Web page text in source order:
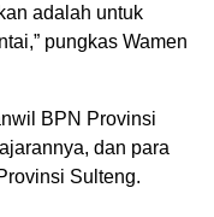
adalah untuk
pungkas Wamen
BPN Provinsi
dan para
Sulteng.